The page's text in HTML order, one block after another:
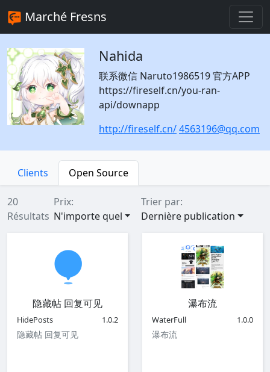
Marché Fresns
Nahida
联系微信 Naruto1986519 官方APP
https://fireself.cn/you-ran-
api/downapp
http://fireself.cn/4563196@qq.com
Clients Open Source
20
Résultats
Prix:
N'importe quel
Trier par:
Dernière publication
隐藏帖 回复可见
HidePosts 1.0.2
隐藏帖 回复可见
瀑布流
WaterFull 1.0.0
瀑布流